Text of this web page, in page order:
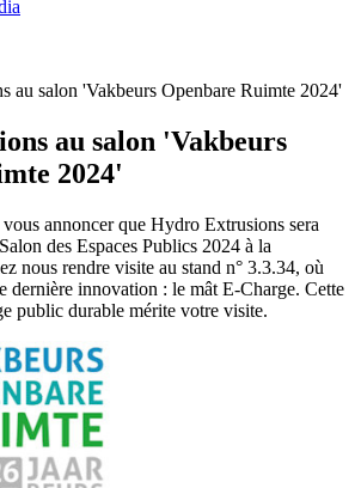
au salon 'Vakbeurs Openbare Ruimte 2024'
au salon 'Vakbeurs
2024'
annoncer que Hydro Extrusions sera
des Espaces Publics 2024 à la
nous rendre visite au stand n° 3.3.34, où
dernière innovation : le mât E-Charge. Cette
public durable mérite votre visite.